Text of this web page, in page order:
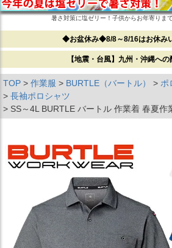
暑さ対策に塩ゼリー！子供からお年寄りま
◆お盆休み◆8/8～8/16はお休みい
【地震・台風】九州・沖縄へ
TOP 作業服 BURTLE（バートル）
ポ
長袖ポロシャツ
SS～4L BURTLE バートル 作業着 春夏作